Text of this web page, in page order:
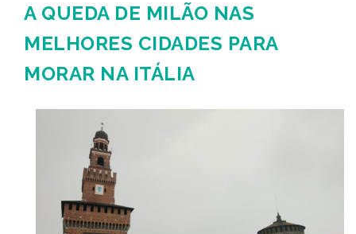
A QUEDA DE MILÃO NAS
MELHORES CIDADES PARA
MORAR NA ITÁLIA